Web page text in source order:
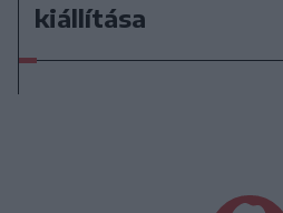
kiállítása